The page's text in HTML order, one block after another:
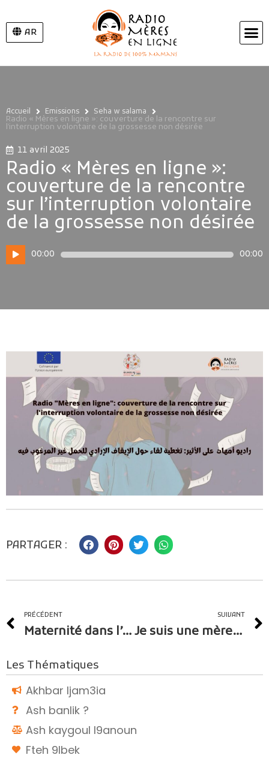
AR
Accueil Emissions Seha w salama
Radio « Mères en ligne »: couverture de la rencontre sur
l’interruption volontaire de la grossesse non désirée
11 avril 2025
Radio « Mères en ligne »:
couverture de la rencontre
sur l’interruption volontaire
de la grossesse non désirée
Lecteur
audio
00:00 00:00
PARTAGER :
PRÉCÉDENT
Maternité dans l’ombre
SUIVANT
Je suis une mère, pourquoi l’exclusion ?
Les Thématiques
Akhbar ljam3ia
Ash banlik ?
Ash kaygoul l9anoun
Fteh 9lbek